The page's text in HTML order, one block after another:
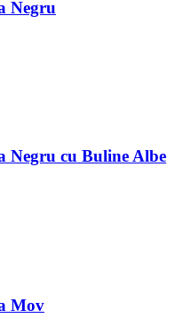
Negru
Negru cu Buline Albe
Mov